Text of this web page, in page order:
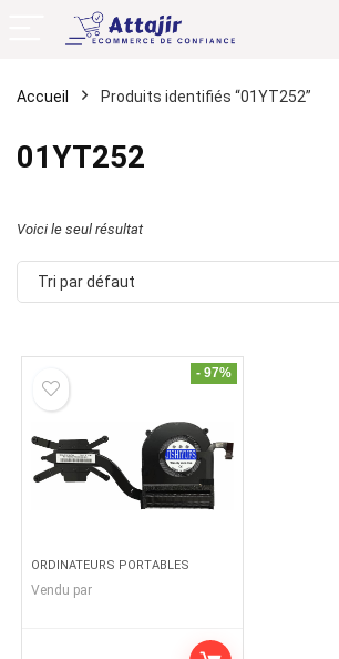
Accueil Produits identifiés “01YT252”
01YT252
Voici le seul résultat
Tri par défaut
- 97%
ORDINATEURS PORTABLES
Vendu par